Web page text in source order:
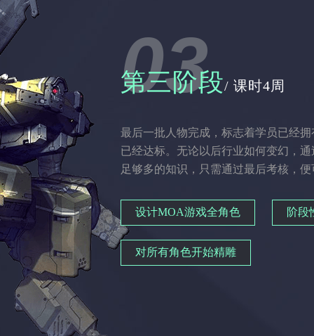
03
第三阶段/ 课时4周
最后一批人物完成，标志着学员已经
已经达标。无论以后行业如何变幻，
足够多的知识，只需通过最后考核，
设计MOA游戏全角色 阶段
对所有角色开始精雕